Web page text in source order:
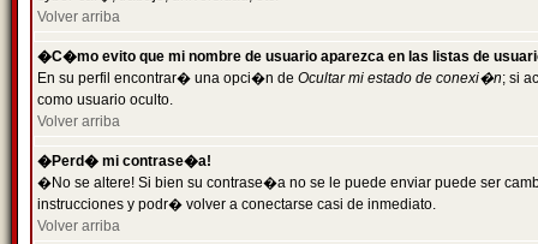
Volver arriba
�C�mo evito que mi nombre de usuario aparezca en las listas de
En su perfil encontrar� una opci�n de Ocultar mi estado de conexi�n; si
como usuario oculto.
Volver arriba
�Perd� mi contrase�a!
�No se altere! Si bien su contrase�a no se le puede enviar puede ser
instrucciones y podr� volver a conectarse casi de inmediato.
Volver arriba